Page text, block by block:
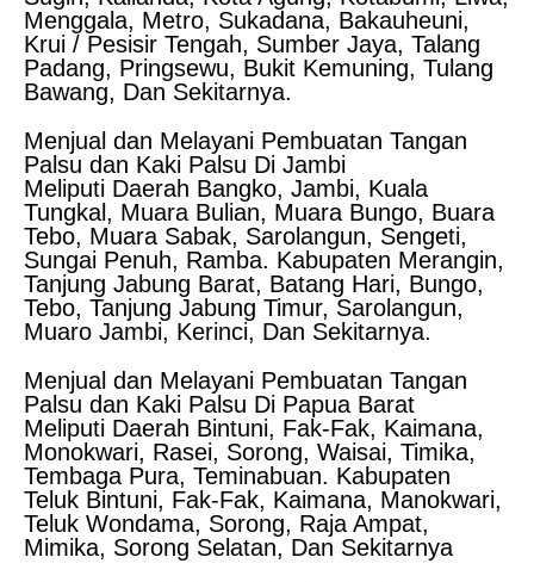
Menggala, Metro, Sukadana, Bakauheuni,
Krui / Pesisir Tengah, Sumber Jaya, Talang
Padang, Pringsewu, Bukit Kemuning, Tulang
Bawang, Dan Sekitarnya.
Menjual dan Melayani Pembuatan Tangan
Palsu dan Kaki Palsu Di Jambi
Meliputi Daerah Bangko, Jambi, Kuala
Tungkal, Muara Bulian, Muara Bungo, Buara
Tebo, Muara Sabak, Sarolangun, Sengeti,
Sungai Penuh, Ramba. Kabupaten Merangin,
Tanjung Jabung Barat, Batang Hari, Bungo,
Tebo, Tanjung Jabung Timur, Sarolangun,
Muaro Jambi, Kerinci, Dan Sekitarnya.
Menjual dan Melayani Pembuatan Tangan
Palsu dan Kaki Palsu Di Papua Barat
Meliputi Daerah Bintuni, Fak-Fak, Kaimana,
Monokwari, Rasei, Sorong, Waisai, Timika,
Tembaga Pura, Teminabuan. Kabupaten
Teluk Bintuni, Fak-Fak, Kaimana, Manokwari,
Teluk Wondama, Sorong, Raja Ampat,
Mimika, Sorong Selatan, Dan Sekitarnya